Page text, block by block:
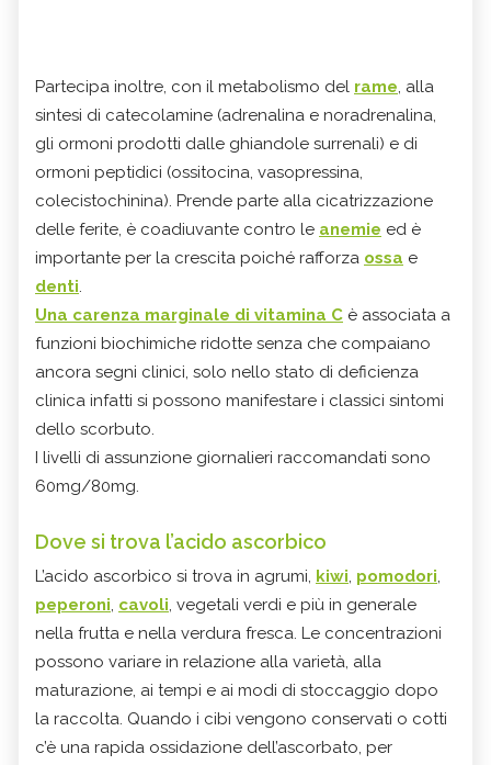
Partecipa inoltre, con il metabolismo del rame, alla
sintesi di catecolamine (adrenalina e noradrenalina,
gli ormoni prodotti dalle ghiandole surrenali) e di
ormoni peptidici (ossitocina, vasopressina,
colecistochinina). Prende parte alla cicatrizzazione
delle ferite, è coadiuvante contro le anemie ed è
importante per la crescita poiché rafforza ossa e
denti.
Una carenza marginale di vitamina C è associata a
funzioni biochimiche ridotte senza che compaiano
ancora segni clinici, solo nello stato di deficienza
clinica infatti si possono manifestare i classici sintomi
dello scorbuto.
I livelli di assunzione giornalieri raccomandati sono
60mg/80mg.
Dove si trova l’acido ascorbico
L’acido ascorbico si trova in agrumi, kiwi, pomodori,
peperoni, cavoli, vegetali verdi e più in generale
nella frutta e nella verdura fresca. Le concentrazioni
possono variare in relazione alla varietà, alla
maturazione, ai tempi e ai modi di stoccaggio dopo
la raccolta. Quando i cibi vengono conservati o cotti
c’è una rapida ossidazione dell’ascorbato, per